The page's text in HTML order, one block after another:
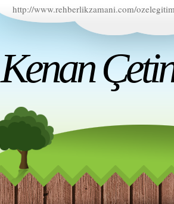
http://www.rehberlikzamani.com/
Kenan